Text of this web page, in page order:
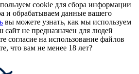
cookie для сбора информации
и обрабатываем данные вашего
вы можете узнать, как мы используем
не предназначен для людей
согласие на использование файлов
что вам не менее 18 лет?